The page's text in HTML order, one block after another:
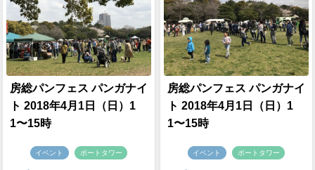
房総パンフェス パンガナイ
ト 2018年4月1日（日）1
1〜15時
イベント ポートタワー
房総パンフェス パンガナイ
ト 2018年4月1日（日）1
1〜15時
イベント ポートタワー